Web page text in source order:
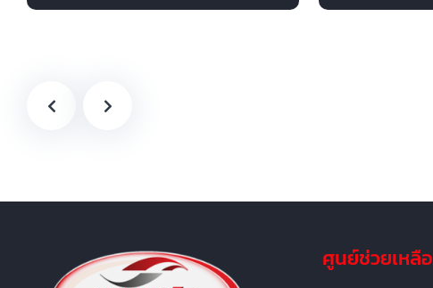
ศูนย์ช่วยเหลือ